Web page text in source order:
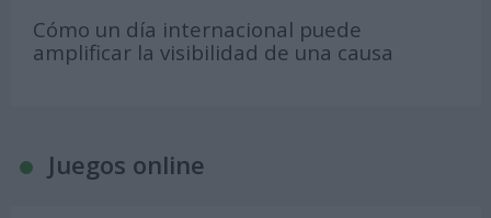
Cómo un día internacional puede
amplificar la visibilidad de una causa
Juegos online